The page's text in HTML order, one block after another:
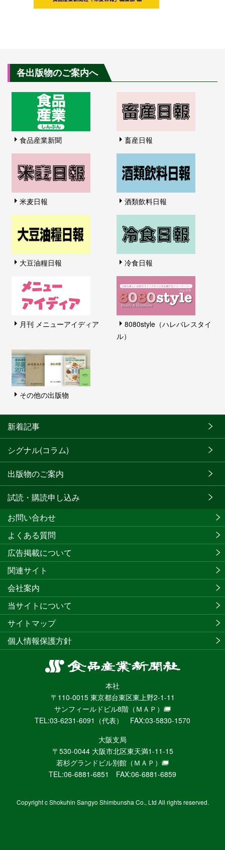
各出版物のご案内へ
食品産業新聞 畜産日報
米麦日報 酒類飲料日報
大豆油糧日報 冷食日報
月刊 メニューアイディア
8080style（ハレバレスタイ
ル）
その他の出版物
新着記事
シグナル(コラム)
出版物のご案内
試読・購読申し込み
食
産
業
新
聞
社
ニ
ュ
ー
WEB
本社
〒110-0015 東京都台東区東上野2-1-11
サンフィールドビル8階 （ＭＡＰ）
TEL:03-6231-6091（代表） FAX:03-5830-1570
大阪支局
〒530-0044 大阪市北区東天満1-11-15
若杉グランドビル別館 （ＭＡＰ）
TEL:06-6881-6851 FAX:06-6881-6859
お問い合わせ
よくある質問
広告掲載について
関連サイト
会社案内
当サイトについて
サイトマップ
個人情報保護方針
Copyright c Shokuhin Sangyo Shimbunsha Co., Ltd All rights reserved.